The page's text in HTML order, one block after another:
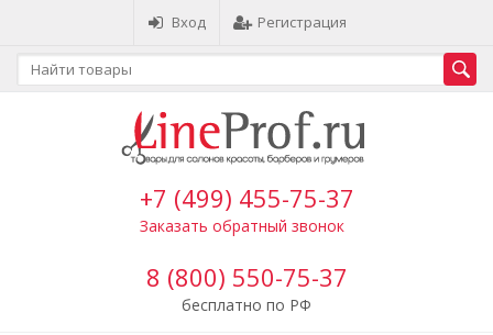
Вход Регистрация
+7 (499) 455-75-37
Заказать обратный звонок
8 (800) 550-75-37
бесплатно по РФ